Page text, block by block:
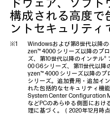
ドウェア、ソフ
構成される高度で
ントセキュリティ
Windowsおよび第8世代以降
zen™ 4000 シリーズ以降のプ
ズ、第10世代以降のインテル®
00 G6シリーズ、第11世代以降
yzen™ 4000 シリーズ以降のプ
シリーズ。追加費用・追加イ
れた包括的なセキュリティ機
System Center Configuration
などPCのあらゆる側面にお
理に基づく。（2020年12月時